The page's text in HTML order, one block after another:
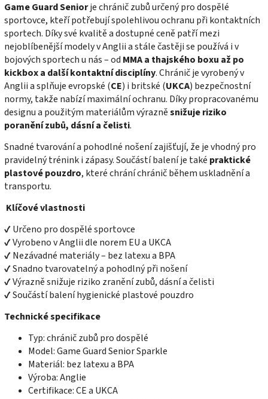
Game Guard Seniorje chránič zubů určený pro dospělé
sportovce, kteří potřebují spolehlivou ochranu při kontaktních
sportech. Díky své kvalitě a dostupné ceně patří mezi
nejoblíbenější modely v Anglii a stále častěji se používá i v
bojových sportech u nás – od MMA a thajského boxu až po
kickbox a další kontaktní disciplíny. Chránič je vyrobený v
Anglii a splňuje evropské (CE) i britské (UKCA) bezpečnostní
normy, takže nabízí maximální ochranu. Díky propracovanému
designu a použitým materiálům výrazněsnižuje riziko
poranění zubů, dásní a čelisti.
Snadné tvarování a pohodlné nošení zajišťují, že je vhodný pro
pravidelný trénink i zápasy. Součástí balení je také praktické
plastové pouzdro, které chrání chránič během uskladnění a
transportu.
Klíčové vlastnosti
✔ Určeno pro dospělé sportovce
✔ Vyrobeno v Anglii dle norem EU a UKCA
✔ Nezávadné materiály – bez latexu a BPA
✔ Snadno tvarovatelný a pohodlný při nošení
✔ Výrazně snižuje riziko zranění zubů, dásní a čelisti
✔ Součástí balení hygienické plastové pouzdro
Technické specifikace
Typ: chránič zubů pro dospělé
Model: Game Guard Senior Sparkle
Materiál: bez latexu a BPA
Výroba: Anglie
Certifikace: CE a UKCA